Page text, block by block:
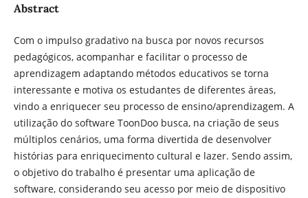
Abstract
Com o impulso gradativo na busca por novos recursos
pedagógicos, acompanhar e facilitar o processo de
aprendizagem adaptando métodos educativos se torna
interessante e motiva os estudantes de diferentes áreas,
vindo a enriquecer seu processo de ensino/aprendizagem. A
utilização do software ToonDoo busca, na criação de seus
múltiplos cenários, uma forma divertida de desenvolver
histórias para enriquecimento cultural e lazer. Sendo assim,
o objetivo do trabalho é presentar uma aplicação de
software, considerando seu acesso por meio de dispositivo